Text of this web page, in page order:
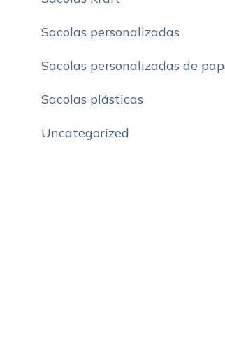
Sacolas personalizadas
Sacolas personalizadas de
Sacolas plásticas
Uncategorized